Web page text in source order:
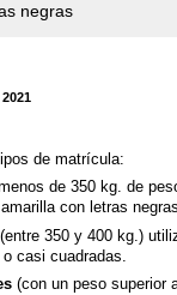
negras
de matrícula:
de 350 kg. de
con letras
(entre 350 y 400 kg.)
casi cuadradas.
(con un peso superior